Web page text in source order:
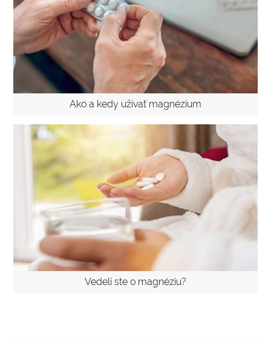
Ako a kedy užívať magnézium
Vedeli ste o magnéziu?